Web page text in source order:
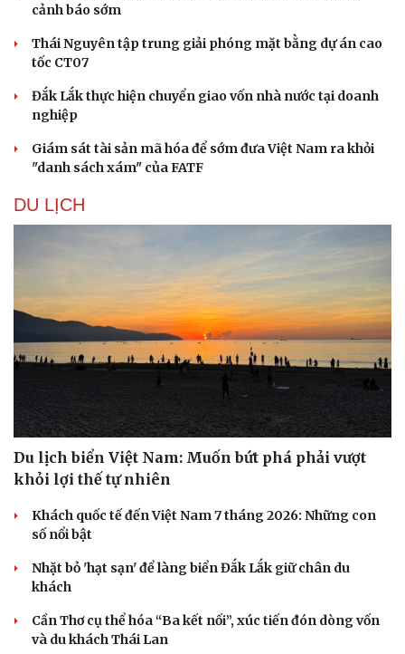
cảnh báo sớm
Thái Nguyên tập trung giải phóng mặt bằng dự án cao
tốc CT07
Đắk Lắk thực hiện chuyển giao vốn nhà nước tại doanh
nghiệp
Giám sát tài sản mã hóa để sớm đưa Việt Nam ra khỏi
"danh sách xám" của FATF
DU LỊCH
Du lịch biển Việt Nam: Muốn bứt phá phải vượt
khỏi lợi thế tự nhiên
Khách quốc tế đến Việt Nam 7 tháng 2026: Những con
số nổi bật
Nhặt bỏ 'hạt sạn' để làng biển Đắk Lắk giữ chân du
khách
Cần Thơ cụ thể hóa “Ba kết nối”, xúc tiến đón dòng vốn
và du khách Thái Lan